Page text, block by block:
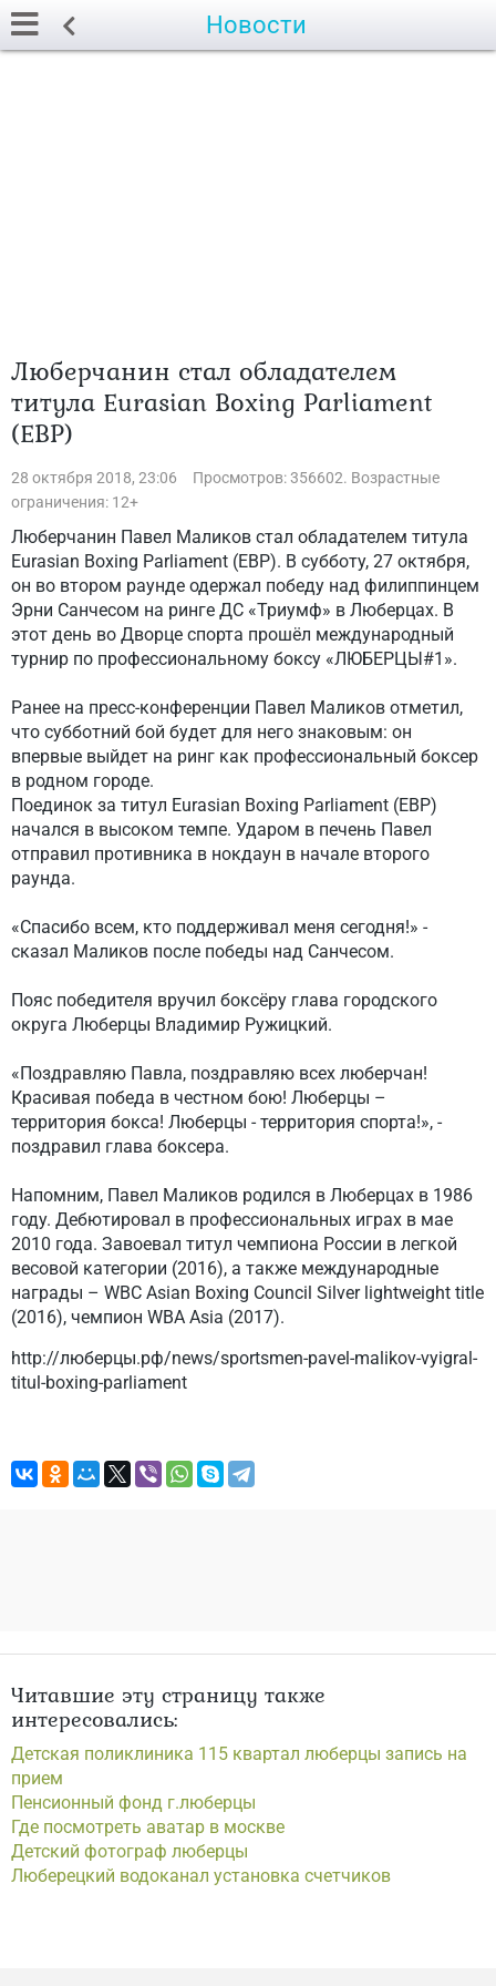
Новости
Люберчанин стал обладателем
титула Eurasian Boxing Parliament
(EBP)
28 октября 2018, 23:06
Просмотров: 356602. Возрастные
ограничения: 12+
Люберчанин Павел Маликов стал обладателем титула
Eurasian Boxing Parliament (EBP). В субботу, 27 октября,
он во втором раунде одержал победу над филиппинцем
Эрни Санчесом на ринге ДС «Триумф» в Люберцах. В
этот день во Дворце спорта прошёл международный
турнир по профессиональному боксу «ЛЮБЕРЦЫ#1».
Ранее на пресс-конференции Павел Маликов отметил,
что субботний бой будет для него знаковым: он
впервые выйдет на ринг как профессиональный боксер
в родном городе.
Поединок за титул Eurasian Boxing Parliament (EBP)
начался в высоком темпе. Ударом в печень Павел
отправил противника в нокдаун в начале второго
раунда.
«Спасибо всем, кто поддерживал меня сегодня!» -
сказал Маликов после победы над Санчесом.
Пояс победителя вручил боксёру глава городского
округа Люберцы Владимир Ружицкий.
«Поздравляю Павла, поздравляю всех люберчан!
Красивая победа в честном бою! Люберцы –
территория бокса! Люберцы - территория спорта!», -
поздравил глава боксера.
Напомним, Павел Маликов родился в Люберцах в 1986
году. Дебютировал в профессиональных играх в мае
2010 года. Завоевал титул чемпиона России в легкой
весовой категории (2016), а также международные
награды – WBC Asian Boxing Council Silver lightweight title
(2016), чемпион WBA Asia (2017).
http://люберцы.рф/news/sportsmen-pavel-malikov-vyigral-
titul-boxing-parliament
Читавшие эту страницу также
интересовались:
Детская поликлиника 115 квартал люберцы запись на
прием
Пенсионный фонд г.люберцы
Где посмотреть аватар в москве
Детский фотограф люберцы
Люберецкий водоканал установка счетчиков